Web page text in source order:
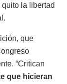
la libertad
que
“Critican
que hicieran